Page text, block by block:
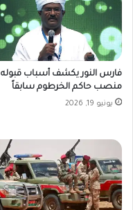
فارس النور يكشف أسباب قبوله
منصب حاكم الخرطوم سابقاً
يونيو 19, 2026